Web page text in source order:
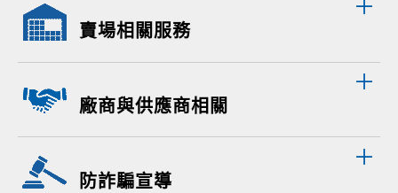
賣場相關服務
廠商與供應商相關
防詐騙宣導